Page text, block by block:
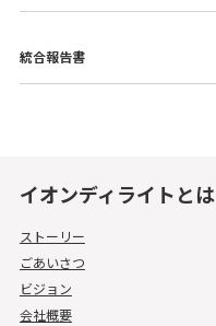
統合報告書
イオンディライトとは
ストーリー
ごあいさつ
ビジョン
会社概要